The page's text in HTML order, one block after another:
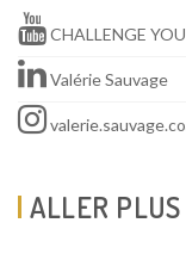
CHALLENGE
Valérie Sauvage
ALLER PLUS